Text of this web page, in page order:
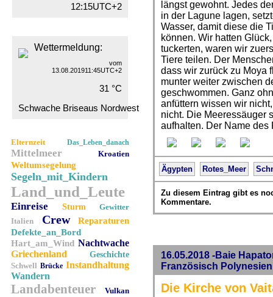
12:15UTC+2
Wettermeldung:
vom
13.08.201911:45UTC+2
31 °C
Schwache Briseaus Nordwest
Elternzeit Das_Leben_danach
Mittelmeer Kroatien
Weltumsegelung
Segeln_mit_Kindern
Land_und_Leute
Einreise Sturm
Gewitter
Italien
Crew
Reparaturen
Defekte_an_Bord
Hart_am_Wind Nachtwache
Griechenland
Geschichte
Schwell Brücke Instandhaltung
Wandern
Landabenteuer
Vulkan
längst gewohnt. Jedes
in der Lagune lagen,
Wasser, damit diese die
können. Wir hatten
tuckerten, waren wir
Tiere teilen. Der
dass wir zurück zu Moya
munter weiter zwischen
geschwommen. Ganz
anfüttern wissen wir
nicht. Die Meeressäuger
aufhalten. Der Name des
Ägypten Rotes_Meer
Zu diesem Eintrag gibt es
Kommentare.
16.05.2018 -Baie
Französisch Polynesien
Die Kirche von